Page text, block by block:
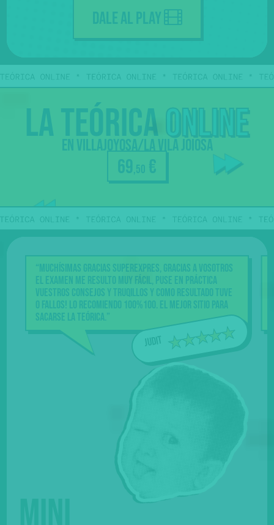
DALE AL PLAY
Lateóricaonline
en Villajoyosa/La Vila Joiosa
69,50 €
Sólo
69,50€
Acceso
durante
100 días
a todo
“Muchísimas gracias Superexpres, gracias a vosotros
el examen me resulto muy fácil, puse en práctica
vuestros consejos y truqillos y como resultado tuve
0 fallos! Lo recomiendo 100%100. El mejor sitio para
sacarse la teórica.”
Judit